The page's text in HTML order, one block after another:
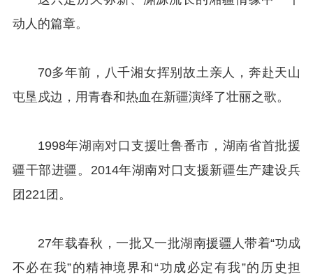
动人的篇章。
70多年前，八千湘女挥别故土亲人，奔赴天山
屯垦戍边，用青春和热血在新疆演绎了壮丽之歌。
1998年湖南对口支援吐鲁番市，湖南省首批援
疆干部进疆。2014年湖南对口支援新疆生产建设兵
团221团。
27年载春秋，一批又一批湖南援疆人带着“功成
不必在我”的精神境界和“功成必定有我”的历史担